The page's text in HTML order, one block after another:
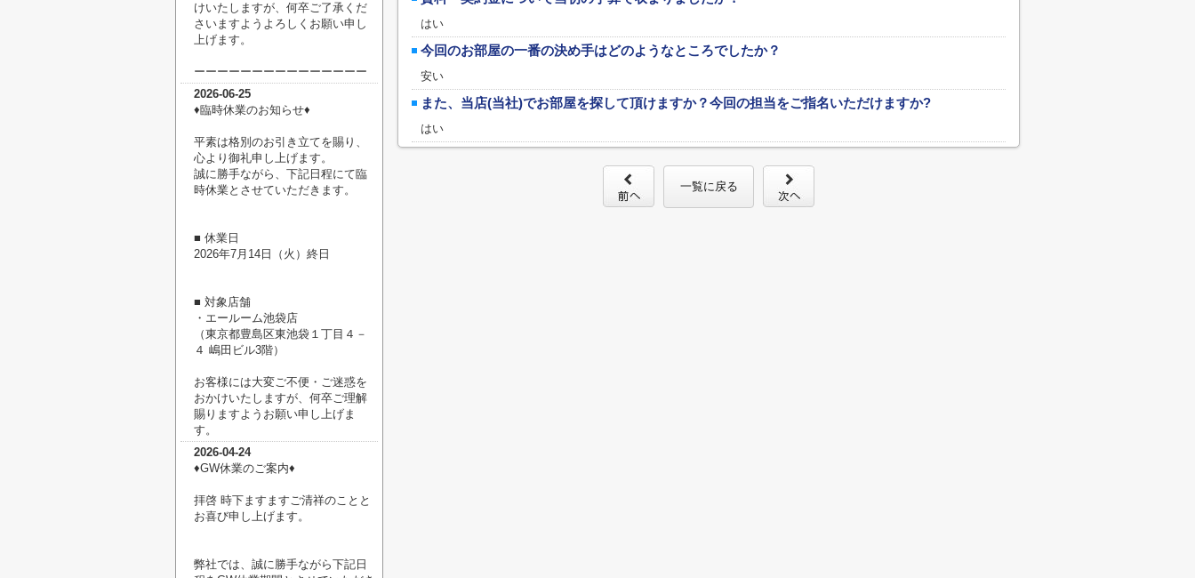
はい
今回のお部屋の一番の決め手はどのようなところでしたか？
安い
また、当店(当社)でお部屋を探して頂けますか？今回の担当をご指名いただけますか?
はい
一覧に戻る
けいたしますが、何卒ご了承くだ
さいますようよろしくお願い申し
上げます。
ーーーーーーーーーーーーーーー
2026-06-25
♦臨時休業のお知らせ♦
平素は格別のお引き立てを賜り、
心より御礼申し上げます。
誠に勝手ながら、下記日程にて臨
時休業とさせていただきます。
■ 休業日
2026年7月14日（火）終日
■ 対象店舗
・エールーム池袋店
（東京都豊島区東池袋１丁目４－
４ 嶋田ビル3階）
お客様には大変ご不便・ご迷惑を
おかけいたしますが、何卒ご理解
賜りますようお願い申し上げま
す。
2026-04-24
♦︎GW休業のご案内♦︎
拝啓 時下ますますご清祥のことと
お喜び申し上げます。
弊社では、誠に勝手ながら下記日